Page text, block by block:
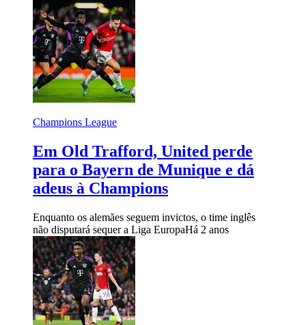
Champions League
Em Old Trafford, United perde
para o Bayern de Munique e dá
adeus à Champions
Enquanto os alemães seguem invictos, o time inglês
não disputará sequer a Liga EuropaHá 2 anos